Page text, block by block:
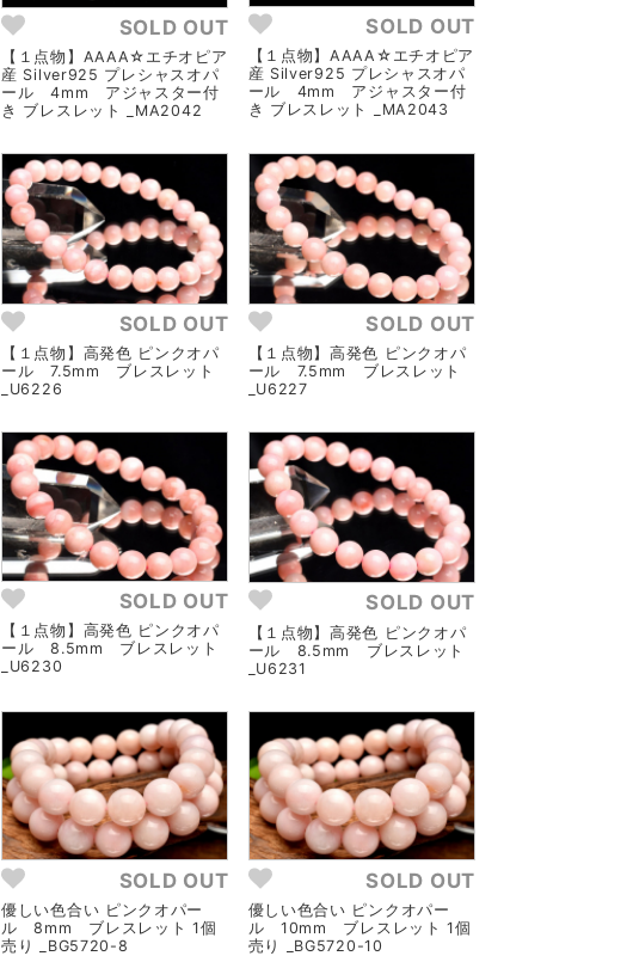
SOLD OUT
【１点物】AAAA☆エチオピア
産 Silver925 プレシャスオパ
ール 4mm アジャスター付
き ブレスレット _MA2042
SOLD OUT
【１点物】AAAA☆エチオピア
産 Silver925 プレシャスオパ
ール 4mm アジャスター付
き ブレスレット _MA2043
SOLD OUT
【１点物】高発色 ピンクオパ
ール 7.5mm ブレスレット
_U6226
SOLD OUT
【１点物】高発色 ピンクオパ
ール 7.5mm ブレスレット
_U6227
SOLD OUT
【１点物】高発色 ピンクオパ
ール 8.5mm ブレスレット
_U6230
SOLD OUT
【１点物】高発色 ピンクオパ
ール 8.5mm ブレスレット
_U6231
SOLD OUT
優しい色合い ピンクオパー
ル 8mm ブレスレット 1個
売り _BG5720-8
SOLD OUT
優しい色合い ピンクオパー
ル 10mm ブレスレット 1個
売り _BG5720-10